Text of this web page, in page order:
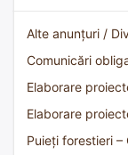
Alte anunțuri /
Comunicări
Elaborare
Elaborare
Puieți forestieri –